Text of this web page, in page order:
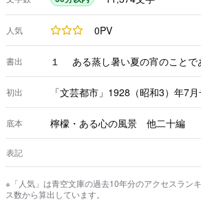
人気 0PV
書出 １ ある蒸し暑い夏の宵のことで
初出 「文芸都市」1928（昭和3）年7
底本 檸檬・ある心の風景 他二十編
表記
※「人気」は青空文庫の過去10年分のアクセスラン
ス数から算出しています。